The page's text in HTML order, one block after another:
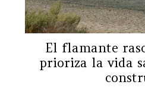
El flamante
prioriza la vida